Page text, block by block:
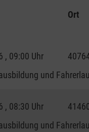
Ort
, 09:00 Uhr
und
, 08:30 Uhr
und